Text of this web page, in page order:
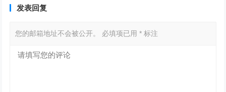
发表回复
您的邮箱地址不会被公开。 必填项已用* 标注